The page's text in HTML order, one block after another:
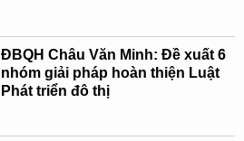
ĐBQH Châu Văn Minh: Đề xuất 6
nhóm giải pháp hoàn thiện Luật
Phát triển đô thị